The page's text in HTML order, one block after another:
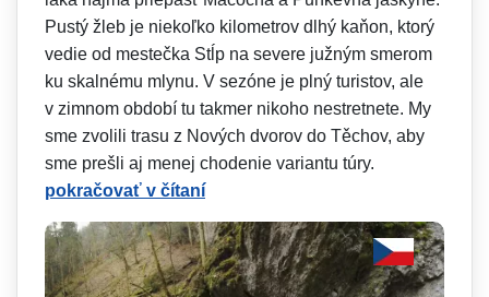
Pustý žleb je niekoľko kilometrov dlhý kaňon, ktorý
vedie od mestečka Stĺp na severe južným smerom
ku skalnému mlynu. V sezóne je plný turistov, ale
v zimnom období tu takmer nikoho nestretnete. My
sme zvolili trasu z Nových dvorov do Těchov, aby
sme prešli aj menej chodenie variantu túry.
pokračovať v čítaní